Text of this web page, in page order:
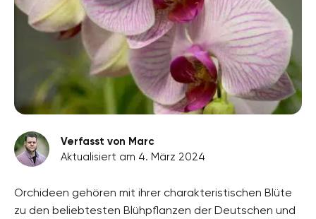
Verfasst von Marc
Aktualisiert am 4. März 2024
Orchideen gehören mit ihrer charakteristischen Blüte
zu den beliebtesten Blühpflanzen der Deutschen und